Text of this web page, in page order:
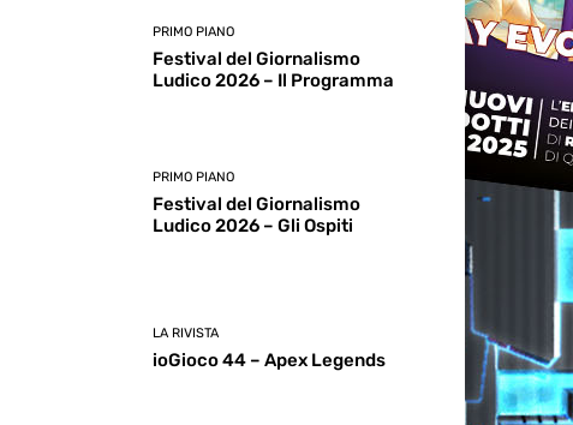
PRIMO PIANO
Festival del Giornalismo
Ludico 2026 – Il Programma
PRIMO PIANO
Festival del Giornalismo
Ludico 2026 – Gli Ospiti
LA RIVISTA
ioGioco 44 – Apex Legends